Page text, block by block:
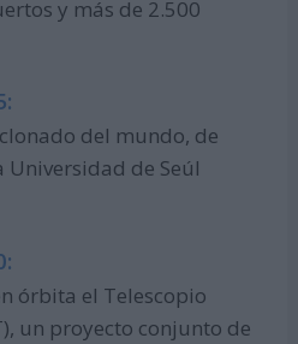
y más de 2.500
del mundo, de
Universidad de Seúl
órbita el Telescopio
un proyecto conjunto de